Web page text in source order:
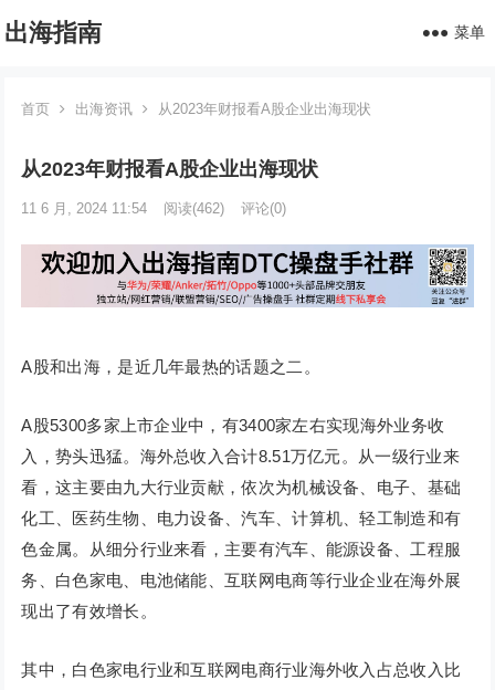
出海指南 菜单
首页 出海资讯 从2023年财报看A股企业出海现状
从2023年财报看A股企业出海现状
11 6 月, 2024 11:54 阅读(462) 评论(0)
A股和出海，是近几年最热的话题之二。
A股5300多家上市企业中，有3400家左右实现海外业务收
入，势头迅猛。海外总收入合计8.51万亿元。从一级行业来
看，这主要由九大行业贡献，依次为机械设备、电子、基础
化工、医药生物、电力设备、汽车、计算机、轻工制造和有
色金属。从细分行业来看，主要有汽车、能源设备、工程服
务、白色家电、电池储能、互联网电商等行业企业在海外展
现出了有效增长。
其中，白色家电行业和互联网电商行业海外收入占总收入比